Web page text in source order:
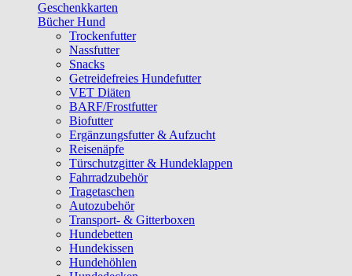
Geschenkkarten
Bücher Hund
Trockenfutter
Nassfutter
Snacks
Getreidefreies Hundefutter
VET Diäten
BARF/Frostfutter
Biofutter
Ergänzungsfutter & Aufzucht
Reisenäpfe
Türschutzgitter & Hundeklappen
Fahrradzubehör
Tragetaschen
Autozubehör
Transport- & Gitterboxen
Hundebetten
Hundekissen
Hundehöhlen